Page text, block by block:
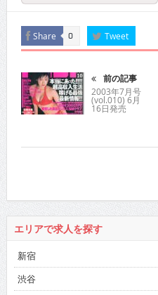
Share 0 Tweet
前の記事
2003年7月号
(vol.010) 6月
16日発売
エリアで求人を探す
新宿
渋谷